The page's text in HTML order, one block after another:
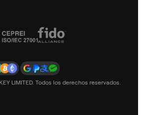
LIMITED. Todos los derechos reservados.